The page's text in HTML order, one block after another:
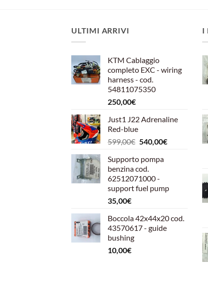
ULTIMI ARRIVI
KTM Cablaggio
completo EXC - wiring
harness - cod.
54811075350
250,00€
Just1 J22 Adrenaline
Red-blue
599,00€ Il
originale
era:
599,00€.
540,00€Il
Supporto pompa
benzina cod.
62512071000 -
support fuel pump
35,00€
Boccola 42x44x20 cod.
43570617 - guide
bushing
10,00€
I